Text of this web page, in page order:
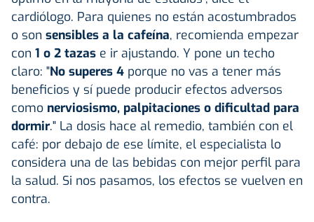
cardiólogo. Para quienes no están acostumbrados
o son sensibles a la cafeína, recomienda empezar
con 1 o 2 tazas e ir ajustando. Y pone un techo
claro: "No superes 4 porque no vas a tener más
beneficios y sí puede producir efectos adversos
como nerviosismo, palpitaciones o dificultad para
dormir." La dosis hace al remedio, también con el
café: por debajo de ese límite, el especialista lo
considera una de las bebidas con mejor perfil para
la salud. Si nos pasamos, los efectos se vuelven en
contra.